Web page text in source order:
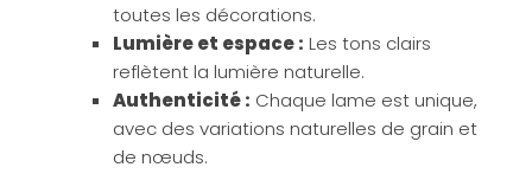
toutes les décorations.
Lumière et espace : Les tons clairs
reflètent la lumière naturelle.
Authenticité : Chaque lame est unique,
avec des variations naturelles de grain et
de nœuds.